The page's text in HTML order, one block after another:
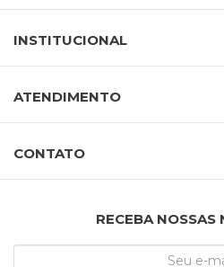
INSTITUCIONAL
ATENDIMENTO
CONTATO
RECEBA NOSSAS